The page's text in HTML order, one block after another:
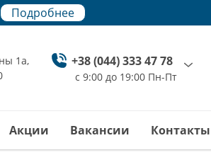
Подробнее
Подробнее
1а,
+38 (044) 333 47 78
с 9:00 до 19:00 Пн-Пт
Акции Вакансии Контакты